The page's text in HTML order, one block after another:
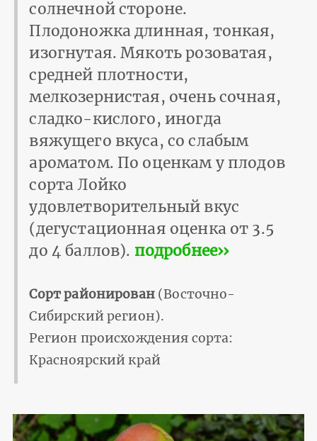
солнечной стороне.
Плодоножка длинная, тонкая,
изогнутая. Мякоть розоватая,
средней плотности,
мелкозернистая, очень сочная,
сладко-кислого, иногда
вяжущего вкуса, со слабым
ароматом. По оценкам у плодов
сорта Лойко
удовлетворительный вкус
(дегустационная оценка от 3.5
до 4 баллов). подробнее››
Сорт районирован(Восточно-
Сибирский регион).
Регион происхождения сорта:
Красноярский край